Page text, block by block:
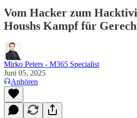
Vom Hacker zum
Houshs Kampf für
Mirko Peters - M365 Specialist
Juni 05, 2025
Anhören